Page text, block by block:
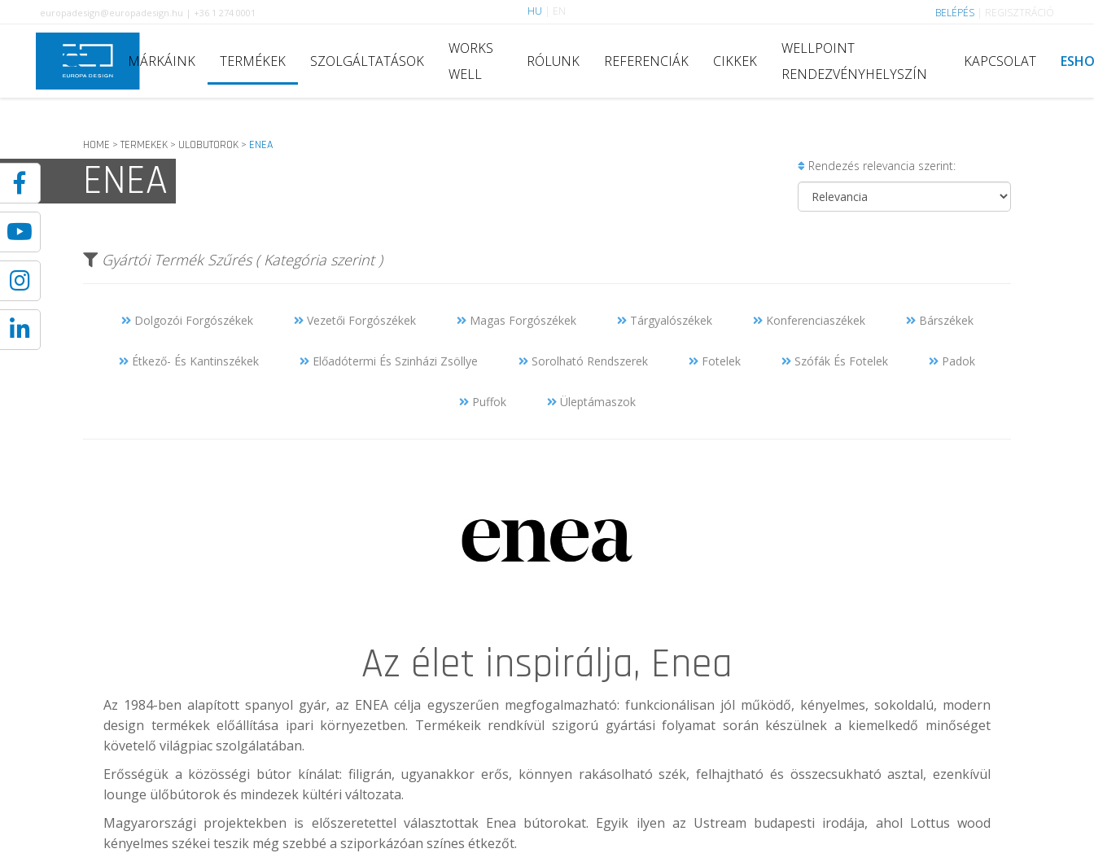
europadesign@europadesign.hu | +36 1 274 0001 HU EN BELÉPÉS REGISZTRÁCIÓ
MÁRKÁINK TERMÉKEK SZOLGÁLTATÁSOK
WORKS
WELL
RÓLUNK REFERENCIÁK CIKKEK
WELLPOINT
RENDEZVÉNYHELYSZÍN
KAPCSOLAT
HOME > TERMEKEK > ULOBUTOROK > ENEA
ENEA Rendezés relevancia szerint:
Gyártói Termék Szűrés ( Kategória szerint )
Dolgozói Forgószékek Vezetői Forgószékek Magas Forgószékek Tárgyalószékek Konferenciaszékek Bárszékek
Étkező- És Kantinszékek Előadótermi És Szinházi Zsöllye Sorolható Rendszerek Fotelek Szófák És Fotelek Padok
Puffok Üleptámaszok
Az élet inspirálja, Enea
Az 1984-ben alapított spanyol gyár, az ENEA célja egyszerűen megfogalmazható: funkcionálisan jól működő, kényelmes, sokoldalú, modern
design termékek előállítása ipari környezetben. Termékeik rendkívül szigorú gyártási folyamat során készülnek a kiemelkedő minőséget
követelő világpiac szolgálatában.
Erősségük a közösségi bútor kínálat: filigrán, ugyanakkor erős, könnyen rakásolható szék, felhajtható és összecsukható asztal, ezenkívül
lounge ülőbútorok és mindezek kültéri változata.
Magyarországi projektekben is előszeretettel választottak Enea bútorokat. Egyik ilyen az Ustream budapesti irodája, ahol Lottus wood
kényelmes székei teszik még szebbé a sziporkázóan színes étkezőt.